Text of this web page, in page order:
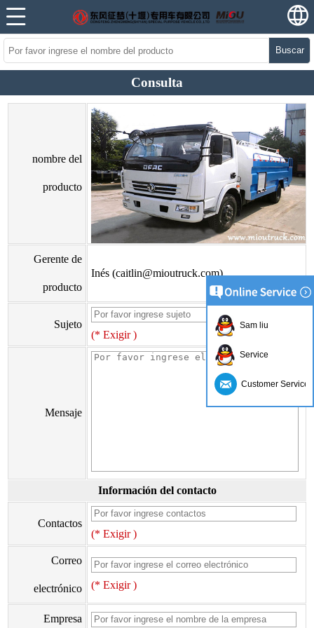
Buscar
Consulta
nombre del
producto
Gerente de
producto
Inés (caitlin@mioutruck.com)
Sujeto
(* Exigir )
Mensaje
Información del contacto
Contactos
(* Exigir )
Correo
electrónico (* Exigir )
Empresa
Sam liu
Service
Customer Service